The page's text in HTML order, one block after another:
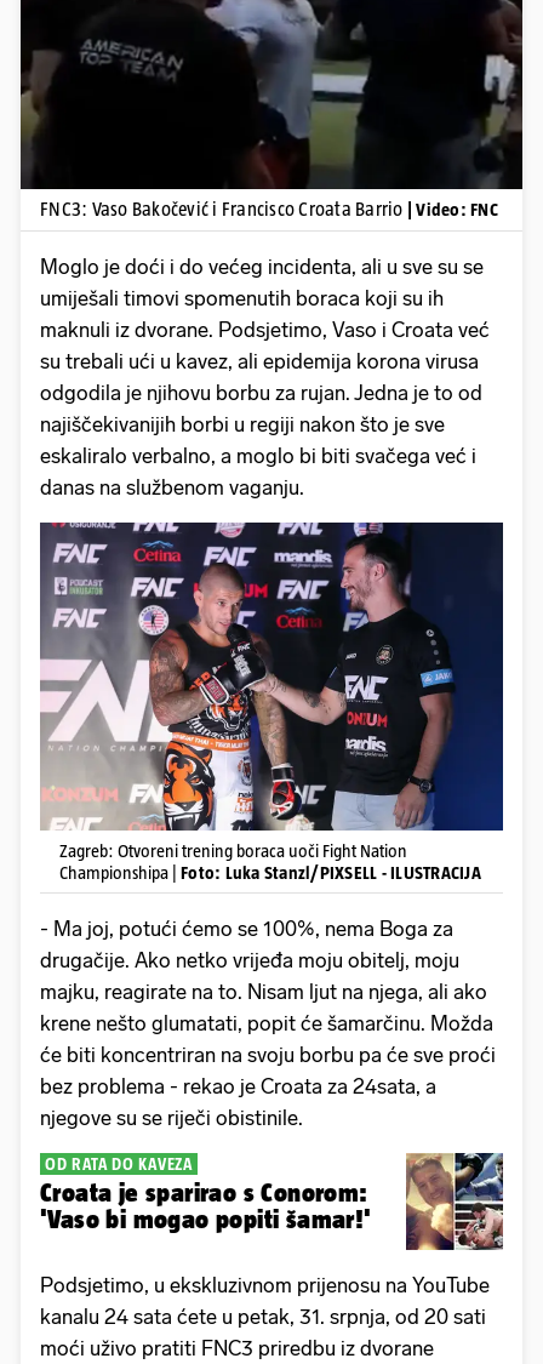
Pokretanje videa...
FNC3: Vaso Bakočević i Francisco Croata Barrio | Video: FNC
Moglo je doći i do većeg incidenta, ali u sve su se
umiješali timovi spomenutih boraca koji su ih
maknuli iz dvorane. Podsjetimo, Vaso i Croata već
su trebali ući u kavez, ali epidemija korona virusa
odgodila je njihovu borbu za rujan. Jedna je to od
najiščekivanijih borbi u regiji nakon što je sve
eskaliralo verbalno, a moglo bi biti svačega već i
danas na službenom vaganju.
Zagreb: Otvoreni trening boraca uoči Fight Nation
Championshipa | Foto: Luka Stanzl/PIXSELL - ILUSTRACIJA
- Ma joj, potući ćemo se 100%, nema Boga za
drugačije. Ako netko vrijeđa moju obitelj, moju
majku, reagirate na to. Nisam ljut na njega, ali ako
krene nešto glumatati, popit će šamarčinu. Možda
će biti koncentriran na svoju borbu pa će sve proći
bez problema - rekao je Croata za 24sata, a
njegove su se riječi obistinile.
OD RATA DO KAVEZA
Croata je sparirao s Conorom:
'Vaso bi mogao popiti šamar!'
Podsjetimo, u ekskluzivnom prijenosu na YouTube
kanalu 24 sata ćete u petak, 31. srpnja, od 20 sati
moći uživo pratiti FNC3 priredbu iz dvorane